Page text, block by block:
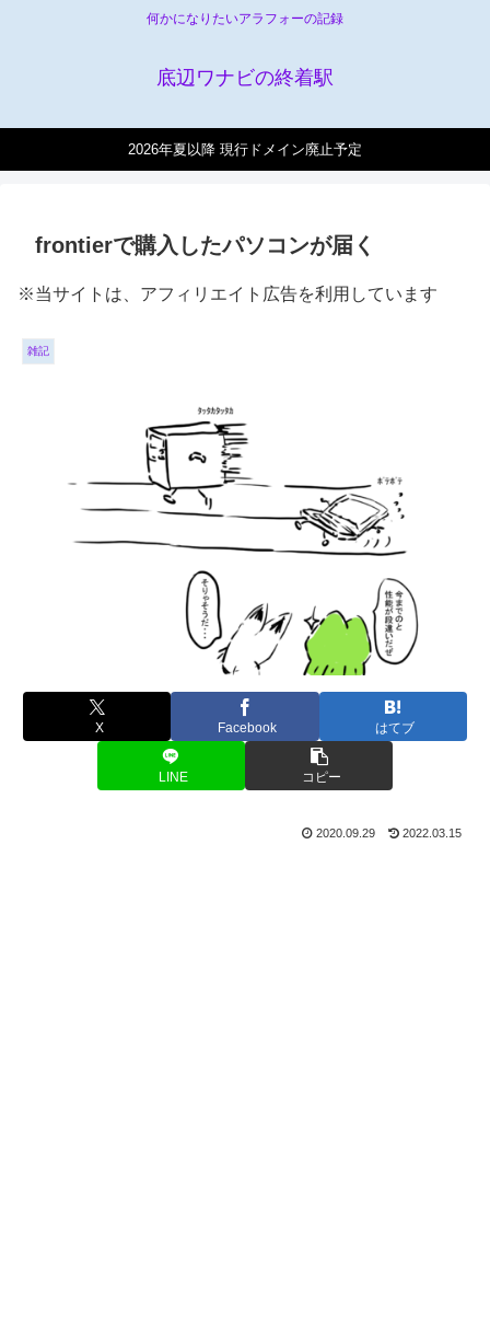
何かになりたいアラフォーの記録
底辺ワナビの終着駅
2026年夏以降 現行ドメイン廃止予定
frontierで購入したパソコンが届く
※当サイトは、アフィリエイト広告を利用しています
雑記
X Facebook はてブ
LINE コピー
2020.09.29 2022.03.15